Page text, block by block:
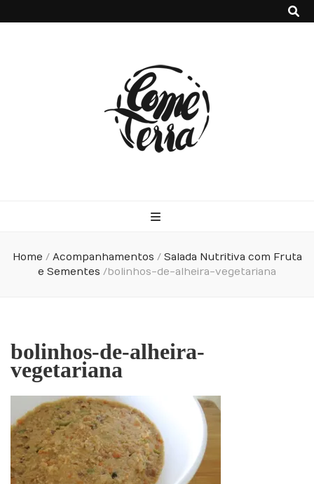
Home / Acompanhamentos / Salada Nutritiva com Fruta
e Sementes /bolinhos-de-alheira-vegetariana
bolinhos-de-alheira-
vegetariana